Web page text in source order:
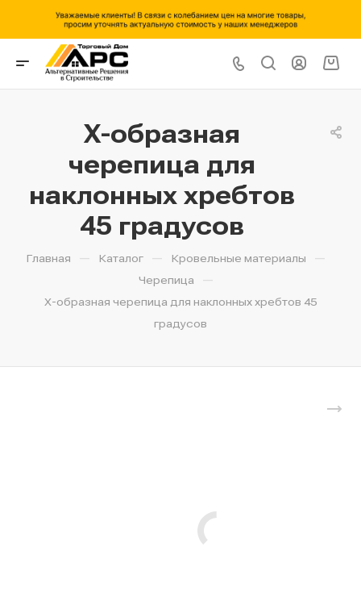
Х-образная
черепица для
наклонных хребтов
45 градусов
Главная — Каталог — Кровельные материалы —
Черепица —
Х-образная черепица для наклонных хребтов 45
градусов